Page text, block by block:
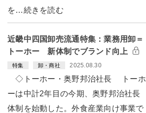
を…続きを読む
近畿中四国卸売流通特集：業務用卸＝
トーホー 新体制でブランド向上
特集 卸・商社 2025.08.30
◇トーホー・奥野邦治社長 トーホ
ーは中計2年目の今期、奥野邦治社長
体制を始動した。外食産業向け事業で